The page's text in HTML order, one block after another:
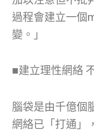
過程會建立一個
變。」
■建立理性網絡
腦袋是由千億個
網絡已「打通」